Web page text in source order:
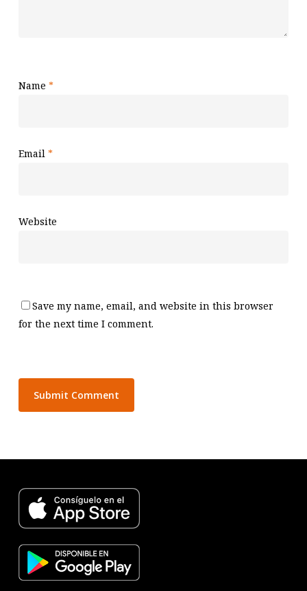
Name *
Email *
Website
Save my name, email, and website in this browser
for the next time I comment.